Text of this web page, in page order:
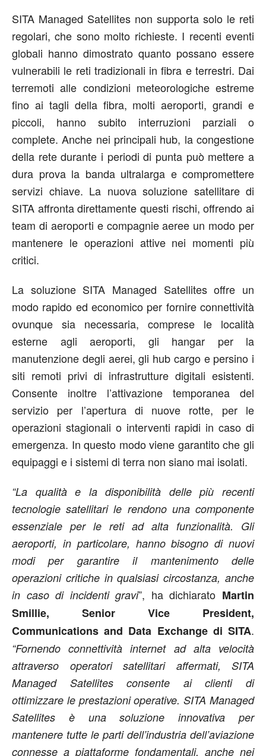
SITA Managed Satellites non supporta solo le reti
regolari, che sono molto richieste. I recenti eventi
globali hanno dimostrato quanto possano essere
vulnerabili le reti tradizionali in fibra e terrestri. Dai
terremoti alle condizioni meteorologiche estreme
fino ai tagli della fibra, molti aeroporti, grandi e
piccoli, hanno subito interruzioni parziali o
complete. Anche nei principali hub, la congestione
della rete durante i periodi di punta può mettere a
dura prova la banda ultralarga e compromettere
servizi chiave. La nuova soluzione satellitare di
SITA affronta direttamente questi rischi, offrendo ai
team di aeroporti e compagnie aeree un modo per
mantenere le operazioni attive nei momenti più
critici.
La soluzione SITA Managed Satellites offre un
modo rapido ed economico per fornire connettività
ovunque sia necessaria, comprese le località
esterne agli aeroporti, gli hangar per la
manutenzione degli aerei, gli hub cargo e persino i
siti remoti privi di infrastrutture digitali esistenti.
Consente inoltre l’attivazione temporanea del
servizio per l’apertura di nuove rotte, per le
operazioni stagionali o interventi rapidi in caso di
emergenza. In questo modo viene garantito che gli
equipaggi e i sistemi di terra non siano mai isolati.
“La qualità e la disponibilità delle più recenti
tecnologie satellitari le rendono una componente
essenziale per le reti ad alta funzionalità. Gli
aeroporti, in particolare, hanno bisogno di nuovi
modi per garantire il mantenimento delle
operazioni critiche in qualsiasi circostanza, anche
in caso di incidenti gravi”, ha dichiarato Martin
Smillie, Senior Vice President,
Communications and Data Exchange di SITA.
“Fornendo connettività internet ad alta velocità
attraverso operatori satellitari affermati, SITA
Managed Satellites consente ai clienti di
ottimizzare le prestazioni operative. SITA Managed
Satellites è una soluzione innovativa per
mantenere tutte le parti dell’industria dell’aviazione
connesse a piattaforme fondamentali, anche nei